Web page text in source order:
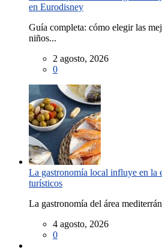
en Eurodisney
Guía completa: cómo elegir las
niños...
2 agosto, 2026
0
La gastronomía local influye en la
turísticos
La gastronomía del área
4 agosto, 2026
0